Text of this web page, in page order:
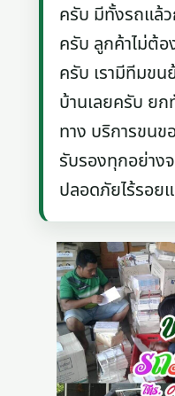
ครับ มีทั้งรถแล้
ครับ ลูกค้าไม่ต้อ
ครับ เรามีทีมขน
บ้านเลยครับ ย
ทาง บริการขนข
รับรองทุกอย่าง
ปลอดภัยไร้รอย